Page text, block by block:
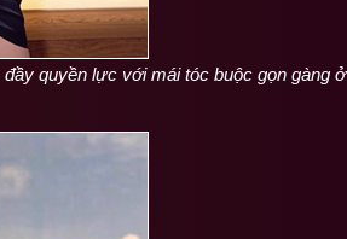
quyền lực với mái tóc buộc gọn gàng ở